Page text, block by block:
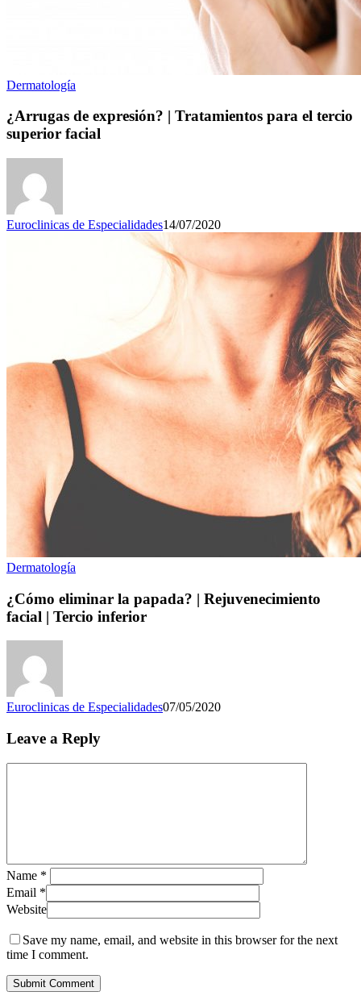
Dermatología
¿Arrugas de expresión? | Tratamientos para el tercio
superior facial
Euroclinicas de Especialidades14/07/2020
Dermatología
¿Cómo eliminar la papada? | Rejuvenecimiento
facial | Tercio inferior
Euroclinicas de Especialidades07/05/2020
Leave a Reply
Name *
Email *
Website
Save my name, email, and website in this browser for the next
time I comment.